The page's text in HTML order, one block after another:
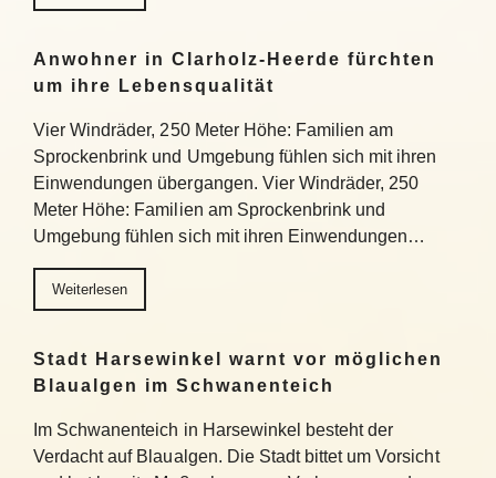
Anwohner in Clarholz-Heerde fürchten
um ihre Lebensqualität
Vier Windräder, 250 Meter Höhe: Familien am
Sprockenbrink und Umgebung fühlen sich mit ihren
Einwendungen übergangen. Vier Windräder, 250
Meter Höhe: Familien am Sprockenbrink und
Umgebung fühlen sich mit ihren Einwendungen…
Weiterlesen
Stadt Harsewinkel warnt vor möglichen
Blaualgen im Schwanenteich
Im Schwanenteich in Harsewinkel besteht der
Verdacht auf Blaualgen. Die Stadt bittet um Vorsicht